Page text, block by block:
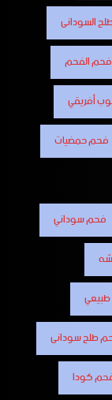
السودانى
فحم الفحم
أفريقي
فحم حمضيات
فحم سوداني
طلح سودانى
كودا